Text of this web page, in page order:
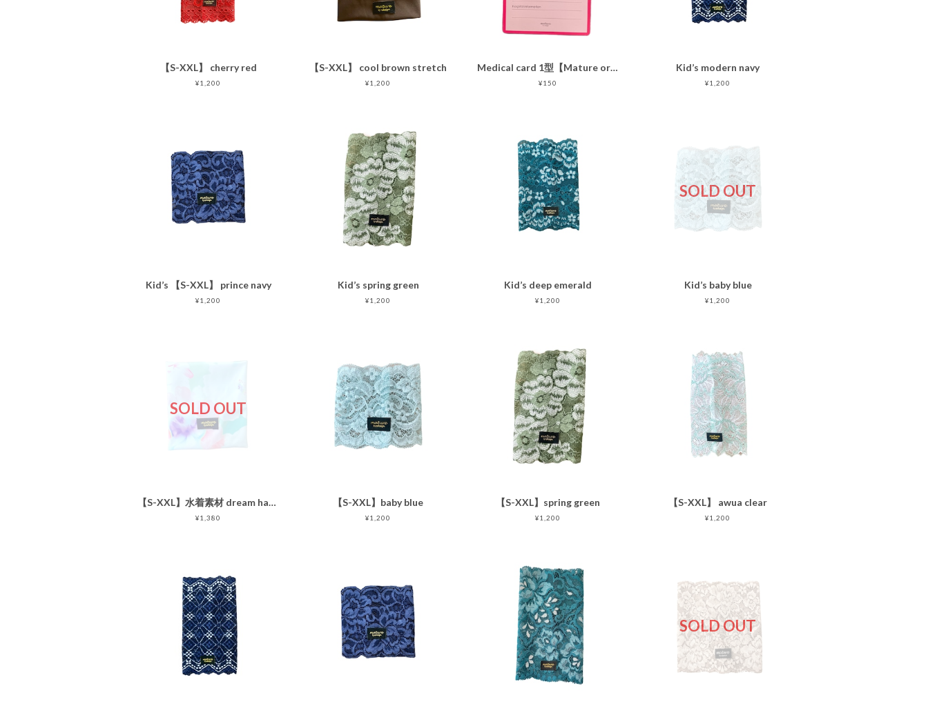
【S-XXL】 cherry red
¥1,200
【S-XXL】 cool brown stretch
¥1,200
Medical card 1型【Mature original】happy polka dots
¥150
Kid’s modern navy
¥1,200
Kid’s 【S-XXL】 prince navy
¥1,200
Kid’s spring green
¥1,200
Kid’s deep emerald
¥1,200
SOLD OUT
Kid’s baby blue
¥1,200
SOLD OUT
【S-XXL】水着素材 dream happy
¥1,380
【S-XXL】baby blue
¥1,200
【S-XXL】spring green
¥1,200
【S-XXL】 awua clear
¥1,200
SOLD OUT